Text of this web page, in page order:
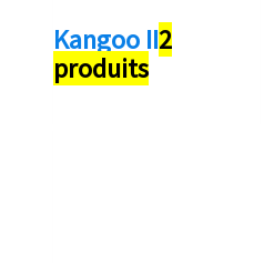
Kangoo II2
produits